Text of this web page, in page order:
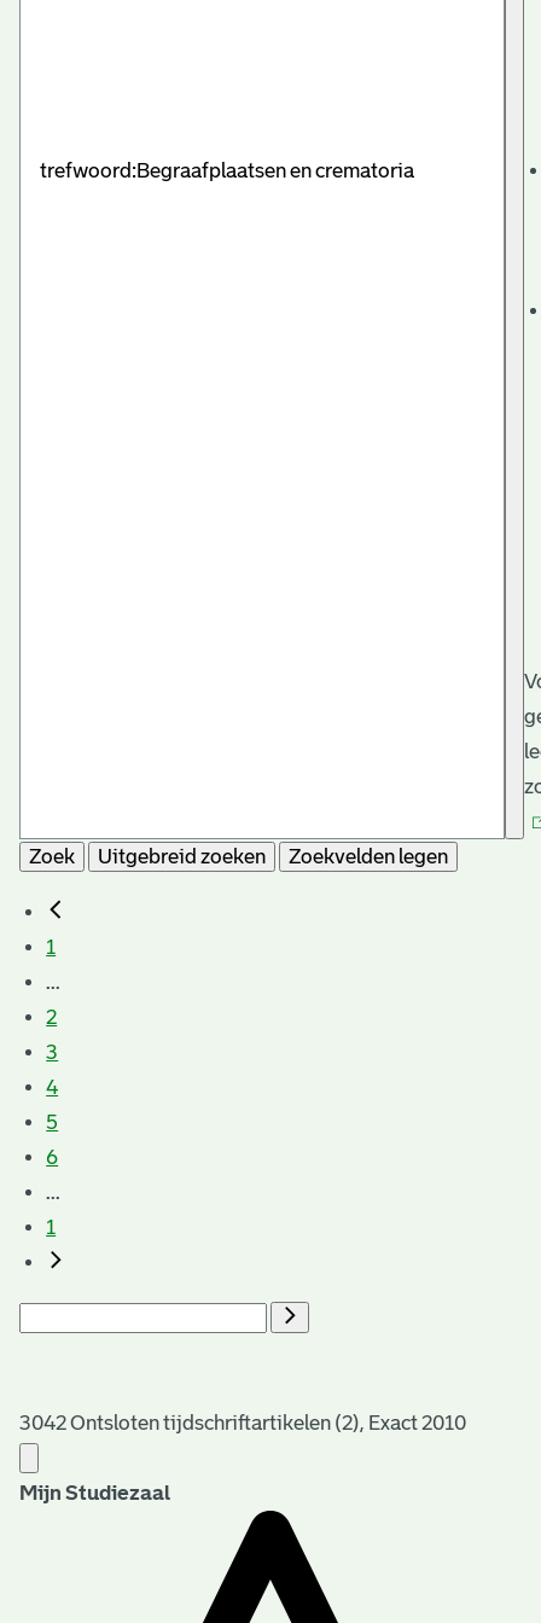
Zoek Uitgebreid zoeken Zoekvelden legen
1
...
2
3
4
5
6
...
1
3042 Ontsloten tijdschriftartikelen (2), Exact 2010
Mijn Studiezaal